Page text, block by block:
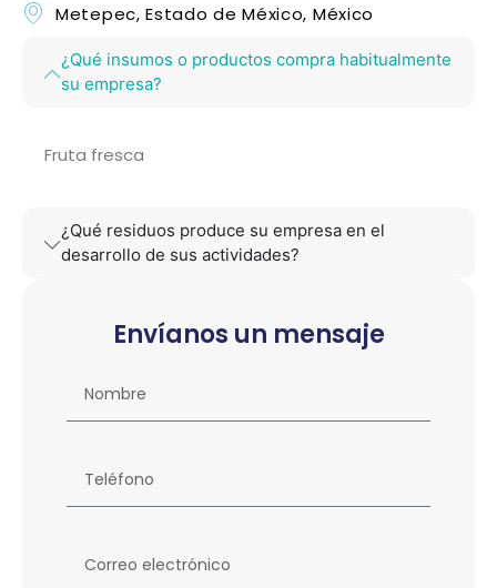
Metepec, Estado de México, México
¿Qué insumos o productos compra habitualmente
su empresa?
Fruta fresca
¿Qué residuos produce su empresa en el
desarrollo de sus actividades?
Envíanos un mensaje